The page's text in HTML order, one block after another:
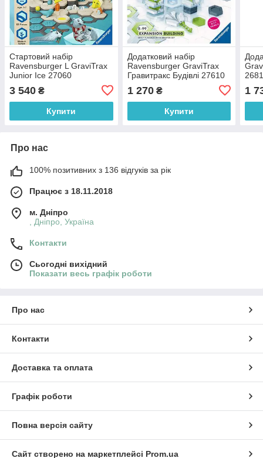
Стартовий набір
Ravensburger L GraviTrax
Junior Ice 27060
3 540 ₴
Купити
Додатковий набір
Ravensburger GraviTrax
Гравитракс Будівлі 27610
1 270₴
Купити
1
Про нас
100% позитивних з 136 відгуків за рік
Працює з 18.11.2018
м. Дніпро
, Дніпро, Україна
Контакти
Сьогодні вихідний
Показати весь графік роботи
Про нас
Контакти
Доставка та оплата
Графік роботи
Повна версія сайту
Сайт створено на маркетплейсі Prom.ua